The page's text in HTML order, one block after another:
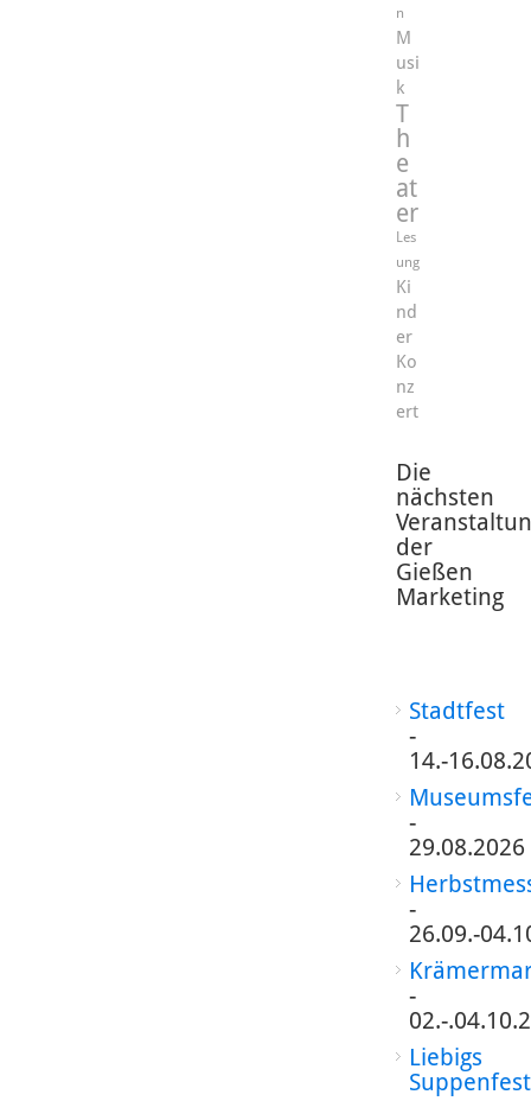
n
M
usi
k
T
h
e
at
er
Les
ung
Ki
nd
er
Ko
nz
ert
Die
nächsten
der
Gießen
Marketing
Stadtfest
-
14.-
-
29.08.2026
-
26.09.-
-
02.-
Liebigs
Suppenfest